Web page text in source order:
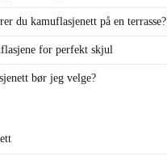
du kamuflasjenett på en terrasse?
for perfekt skjul
bør jeg velge?